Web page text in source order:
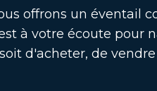
offrons un éventail
à votre écoute pour
d'acheter, de